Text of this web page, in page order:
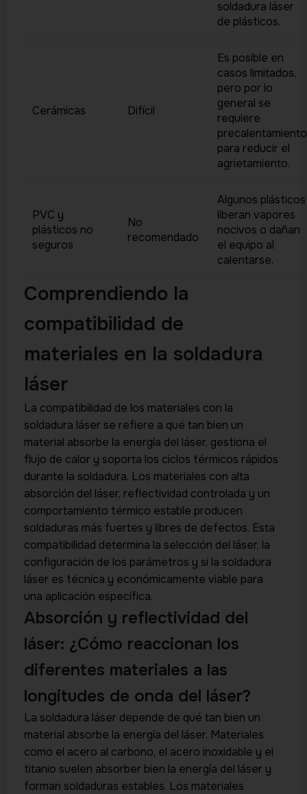
soldadura láser
de plásticos.
Cerámicas Difícil
Es posible en
casos limitados,
pero por lo
general se
requiere
precalentamiento
para reducir el
agrietamiento.
PVC y
plásticos no
seguros
No
recomendado
Algunos plásticos
liberan vapores
nocivos o dañan
el equipo al
calentarse.
Comprendiendo la
compatibilidad de
materiales en la soldadura
láser
La compatibilidad de los materiales con la
soldadura láser se refiere a qué tan bien un
material absorbe la energía del láser, gestiona el
flujo de calor y soporta los ciclos térmicos rápidos
durante la soldadura. Los materiales con alta
absorción del láser, reflectividad controlada y un
comportamiento térmico estable producen
soldaduras más fuertes y libres de defectos. Esta
compatibilidad determina la selección del láser, la
configuración de los parámetros y si la soldadura
láser es técnica y económicamente viable para
una aplicación específica.
Absorción y reflectividad del
láser: ¿Cómo reaccionan los
diferentes materiales a las
longitudes de onda del láser?
La soldadura láser depende de qué tan bien un
material absorbe la energía del láser. Materiales
como el acero al carbono, el acero inoxidable y el
titanio suelen absorber bien la energía del láser y
forman soldaduras estables. Los materiales